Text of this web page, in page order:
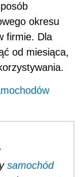
okresu
firmie. Dla
od miesiąca,
samochód